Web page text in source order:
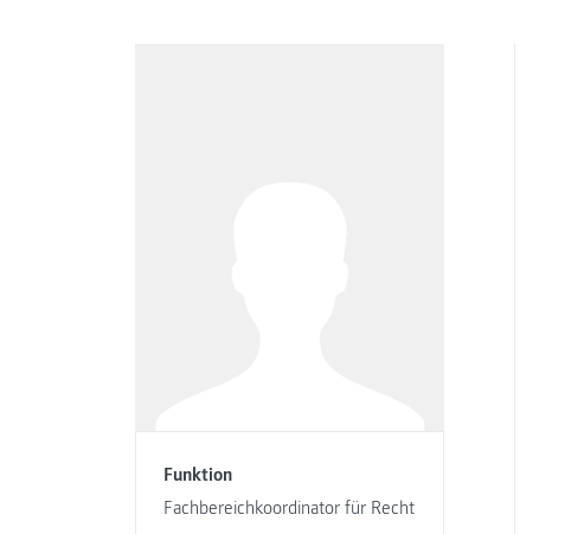
Funktion
Fachbereichkoordinator für Recht